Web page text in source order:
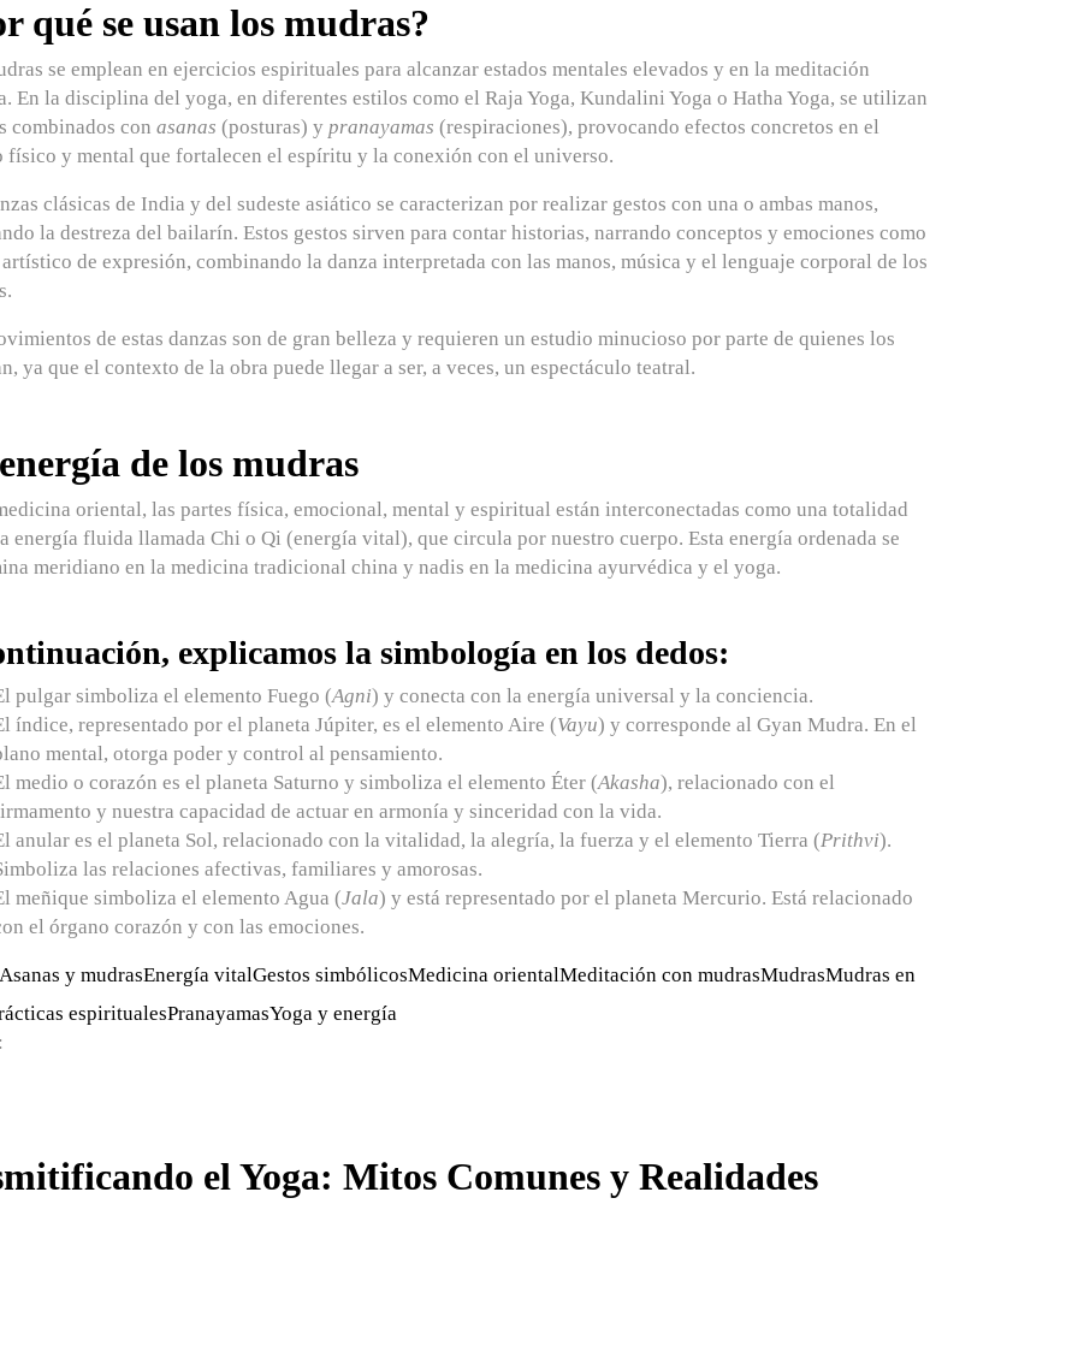
qué se usan los mudras?
se emplean en ejercicios espirituales para alcanzar estados mentales elevados y en la meditación
En la disciplina del yoga, en diferentes estilos como el Raja Yoga, Kundalini Yoga o Hatha Yoga, se utilizan
combinados con asanas (posturas) y pranayamas (respiraciones), provocando efectos concretos en el
físico y mental que fortalecen el espíritu y la conexión con el universo.
clásicas de India y del sudeste asiático se caracterizan por realizar gestos con una o ambas manos,
la destreza del bailarín. Estos gestos sirven para contar historias, narrando conceptos y emociones como
de expresión, combinando la danza interpretada con las manos, música y el lenguaje corporal de los
de estas danzas son de gran belleza y requieren un estudio minucioso por parte de quienes los
ya que el contexto de la obra puede llegar a ser, a veces, un espectáculo teatral.
de los mudras
oriental, las partes física, emocional, mental y espiritual están interconectadas como una totalidad
energía fluida llamada Chi o Qi (energía vital), que circula por nuestro cuerpo. Esta energía ordenada se
meridiano en la medicina tradicional china y nadis en la medicina ayurvédica y el yoga.
explicamos la simbología en los dedos:
pulgar simboliza el elemento Fuego (Agni) y conecta con la energía universal y la conciencia.
índice, representado por el planeta Júpiter, es el elemento Aire (Vayu) y corresponde al Gyan Mudra. En el
mental, otorga poder y control al pensamiento.
medio o corazón es el planeta Saturno y simboliza el elemento Éter (Akasha), relacionado con el
y nuestra capacidad de actuar en armonía y sinceridad con la vida.
anular es el planeta Sol, relacionado con la vitalidad, la alegría, la fuerza y el elemento Tierra (Prithvi).
las relaciones afectivas, familiares y amorosas.
meñique simboliza el elemento Agua (Jala) y está representado por el planeta Mercurio. Está relacionado
el órgano corazón y con las emociones.
Asanas y mudrasEnergía vitalGestos simbólicosMedicina orientalMeditación con mudrasMudrasMudras en
espiritualesPranayamasYoga y energía
el Yoga: Mitos Comunes y Realidades